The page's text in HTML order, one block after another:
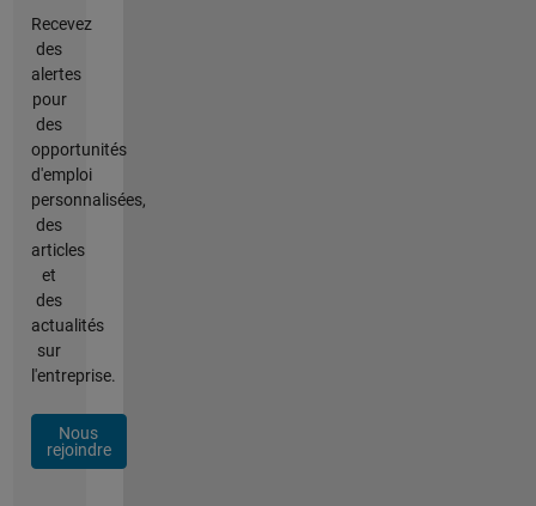
Recevez
des
alertes
pour
des
opportunités
d'emploi
personnalisées,
des
articles
et
des
actualités
sur
l'entreprise.
Nous
rejoindre